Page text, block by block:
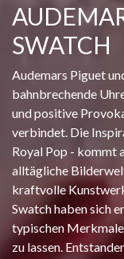
SWATCH
Audemars Piguet
bahnbrechende
und positive
verbindet. Die
Royal Pop - kommt
alltägliche
kraftvolle
Swatch haben sich
typischen
zu lassen.